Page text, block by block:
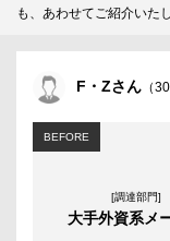
も、あわせてご紹介いた
F・Zさん （
BEFORE
[調達部門]
大手外資系メ